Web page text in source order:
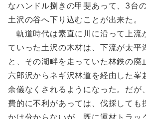
なハンドル捌きの甲斐あって、3台
土沢の谷へ下り込むことが出来た。
軌道時代は素直に川に沿って上流
ていった土沢の木材は、下流が太平
と、その湖畔を走っていた林鉄の廃
六郎沢からネギ沢林道を経由した峯
余儀なくされるようになった。だが
費的に不利があっては、伐採しても